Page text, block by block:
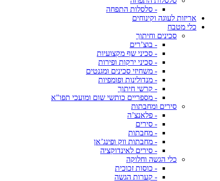
- סלסלות התפחה
אריזות לעוגה וקינוחים
כלי מטבח
סכינים וחיתוך
- בוצ’רים
- סכיני שף מקצועיות
- סכיני ירקות ופירות
- משחיזי סכינים ומגנטים
- מנדולינות ופומפיות
- קרשי חיתוך
- מספריים כותשי שום ומועכי תפו"א
סירים ומחבתות
- פלאנצ’ה
- סירים
- מחבתות
- מחבתות ווק ופינג’אן
- סירים לאינדוקציה
כלי הגשה וחלוקה
- כוסות זכוכית
- קערות הגשה